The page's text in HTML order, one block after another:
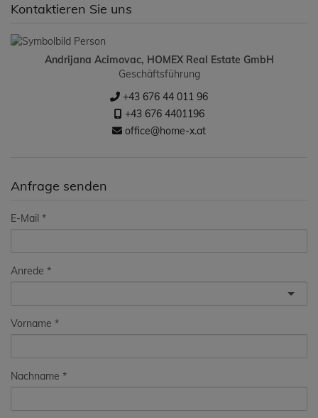
Kontaktieren Sie uns
Andrijana Acimovac, HOMEX Real Estate GmbH
Geschäftsführung
+43 676 44 011 96
+43 676 4401196
office@home-x.at
Anfrage senden
E-Mail
Anrede
Vorname
Nachname